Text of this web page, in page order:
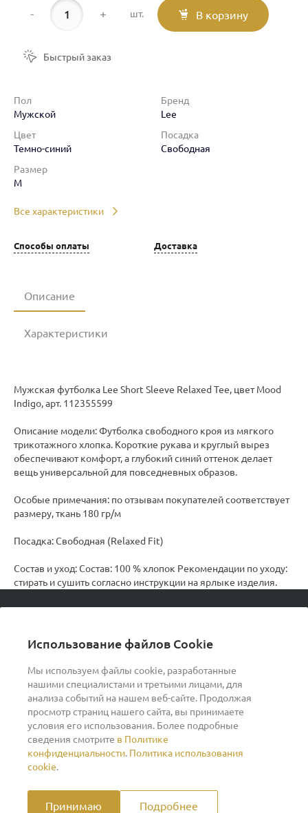
Использование файлов Cookie
Мы используем файлы cookie, разработанные
нашими специалистами и третьими лицами, для
анализа событий на нашем веб-сайте. Продолжая
просмотр страниц нашего сайта, вы принимаете
условия его использования. Более подробные
сведения смотрите в Политике
конфиденциальности. Политика использования
cookie.
Принимаю Подробнее
- + шт. В корзину
Быстрый заказ
Пол
Мужской
Бренд
Lee
Цвет
Темно-синий
Посадка
Свободная
Размер
M
Все характеристики
Способы оплаты Доставка
Описание
Характеристики
Мужская футболка Lee Short Sleeve Relaxed Tee, цвет Mood
Indigo, арт. 112355599
Описание модели: Футболка свободного кроя из мягкого
трикотажного хлопка. Короткие рукава и круглый вырез
обеспечивают комфорт, а глубокий синий оттенок делает
вещь универсальной для повседневных образов.
Особые примечания: по отзывам покупателей соответствует
размеру, ткань 180 гр/м
Посадка: Свободная (Relaxed Fit)
Состав и уход: Состав: 100 % хлопок Рекомендации по уходу:
стирать и сушить согласно инструкции на ярлыке изделия.
О компании
Помощь
Индивидуальный предприниматель Ильин Дмитрий
370260278346